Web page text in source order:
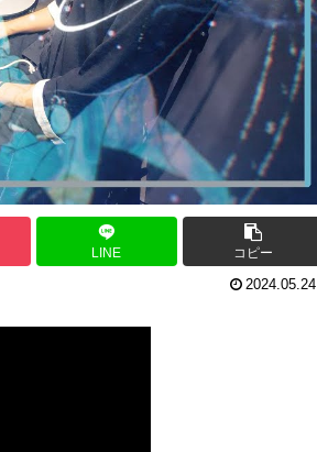
LINE コピー
2024.05.24